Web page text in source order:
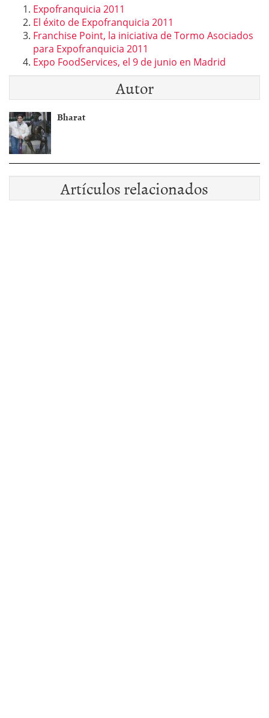
Expofranquicia 2011
El éxito de Expofranquicia 2011
Franchise Point, la iniciativa de Tormo Asociados
para Expofranquicia 2011
Expo FoodServices, el 9 de junio en Madrid
Autor
Bharat
Artículos relacionados